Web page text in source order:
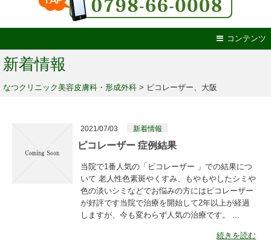
コンテンツ
新着情報
なつクリニック美容皮膚科・形成外科 > ピコレーザー、大阪
2021/07/03 新着情報
ピコレーザー 症例結果
当院で1番人気の「ピコレーザー 」での結果につ
いて 老人性色素斑やくすみ、もやもやしたシミや
色の淡いシミなどでお悩みの方にはピコレーザー
が好評です当院で治療を開始して2年以上が経過
しますが、今も変わらず人気の治療です。 ...
続きを読む